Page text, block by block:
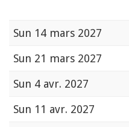
Sun 14 mars 2027
Sun 21 mars 2027
Sun 4 avr. 2027
Sun 11 avr. 2027